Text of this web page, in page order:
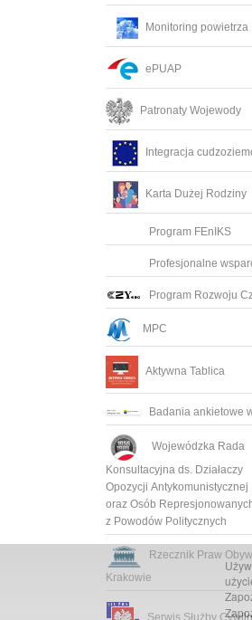
Monitoring powietrza
ePUAP
Patronaty Wojewody
Integracja
Karta Dużej Rodziny
Program FEnIKS
Profesjonalne
Program Rozwoju
MPC
Aktywna Tablica
Badania ankietowe
Wojewódzka Rada
Konsultacyjna ds. Działaczy
Opozycji Antykomunistycznej
oraz Osób
z Powodów Politycznych
Rzecznik Praw
Krakowie
Serwis Służby